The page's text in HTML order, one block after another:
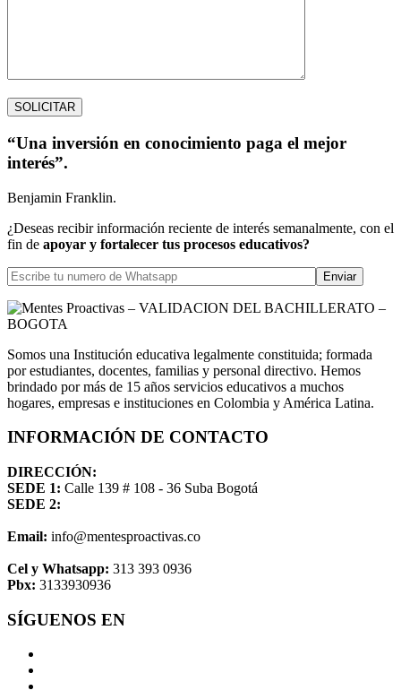
“Una inversión en conocimiento paga el mejor
interés”.
Benjamin Franklin.
¿Deseas recibir información reciente de interés semanalmente, con el
fin de apoyar y fortalecer tus procesos educativos?
Somos una Institución educativa legalmente constituida; formada
por estudiantes, docentes, familias y personal directivo. Hemos
brindado por más de 15 años servicios educativos a muchos
hogares, empresas e instituciones en Colombia y América Latina.
INFORMACIÓN DE CONTACTO
DIRECCIÓN:
SEDE 1: Calle 139 # 108 - 36 Suba Bogotá
SEDE 2:
Email: info@mentesproactivas.co
Cel y Whatsapp: 313 393 0936
Pbx: 3133930936
SÍGUENOS EN